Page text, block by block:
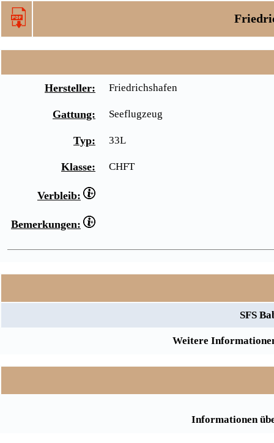
Hersteller: Friedrichshafen
Gattung: Seeflugzeug
Typ: 33L
Klasse: CHFT
Verbleib:
Bemerkungen:
SFS
Weitere
Informationen